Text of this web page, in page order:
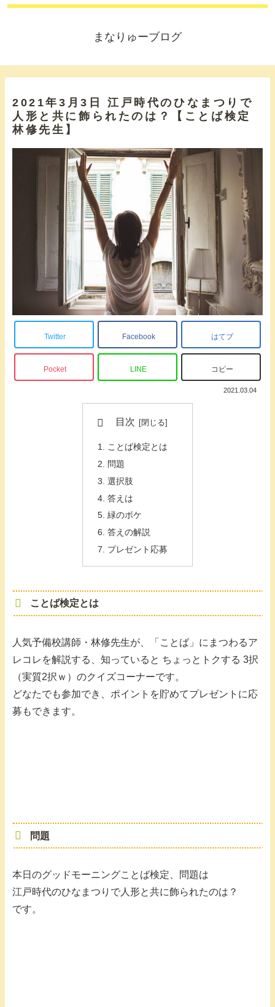
まなりゅーブログ
2021年3月3日 江戸時代のひなまつりで
人形と共に飾られたのは？【ことば検定
林修先生】
Twitter Facebook はてブ
Pocket LINE コピー
2021.03.04
目次
ことば検定とは
問題
選択肢
答えは
緑のボケ
答えの解説
プレゼント応募
ことば検定とは
人気予備校講師・林修先生が、「ことば」にまつわるア
レコレを解説する、知っていると ちょっとトクする 3択
（実質2択ｗ）のクイズコーナーです。
どなたでも参加でき、ポイントを貯めてプレゼントに応
募もできます。
問題
本日のグッドモーニングことば検定、問題は
江戸時代のひなまつりで人形と共に飾られたのは？
です。